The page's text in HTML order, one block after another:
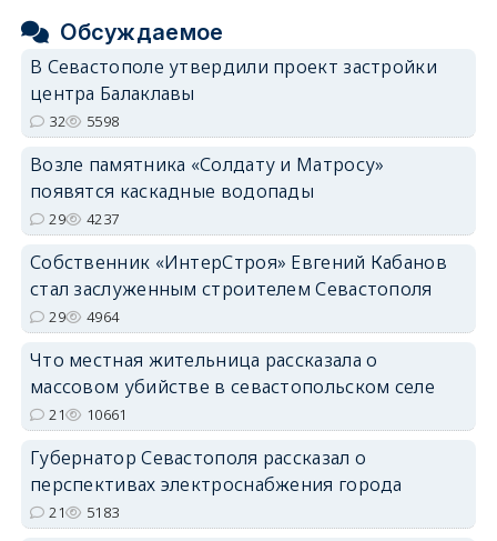
Обсуждаемое
В Севастополе утвердили проект застройки
центра Балаклавы
32 5598
Возле памятника «Солдату и Матросу»
появятся каскадные водопады
29 4237
Собственник «ИнтерСтроя» Евгений Кабанов
стал заслуженным строителем Севастополя
29 4964
Что местная жительница рассказала о
массовом убийстве в севастопольском селе
21 10661
Губернатор Севастополя рассказал о
перспективах электроснабжения города
21 5183